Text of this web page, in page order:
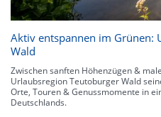
Aktiv entspannen im Grünen:
Wald
Zwischen sanften Höhenzügen &
Urlaubsregion Teutoburger Wald
Orte, Touren & Genussmomente in
Deutschlands.